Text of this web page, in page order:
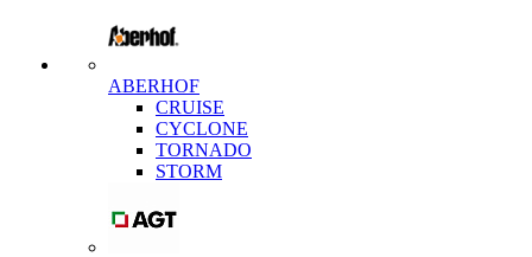
ABERHOF
CRUISE
CYCLONE
TORNADO
STORM